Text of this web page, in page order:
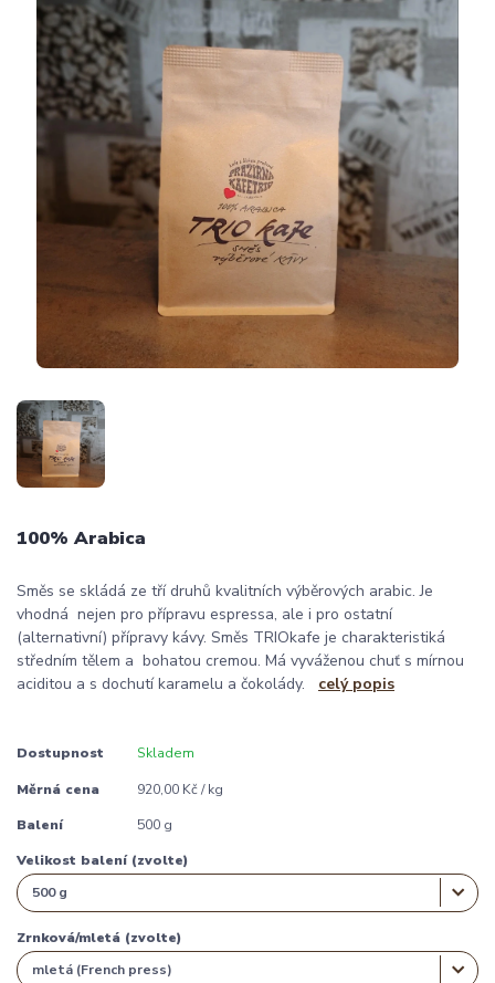
100% Arabica
Směs se skládá ze tří druhů kvalitních výběrových arabic. Je
vhodná nejen pro přípravu espressa, ale i pro ostatní
(alternativní) přípravy kávy. Směs TRIOkafe je charakteristiká
středním tělem a bohatou cremou. Má vyváženou chuť s mírnou
aciditou a s dochutí karamelu a čokolády. celý popis
Dostupnost Skladem
Měrná cena 920,00 Kč / kg
Balení 500 g
Velikost balení (zvolte)
Zrnková/mletá (zvolte)